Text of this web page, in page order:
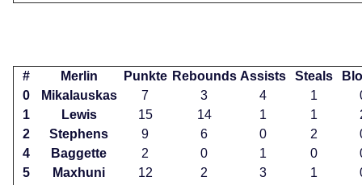
# Merlin Punkte Rebounds Assists Steals
0
Mikalauskas 7 3 4 1
1
Lewis 15 14 1 1
2
Stephens 9 6 0 2
4
Baggette 2 0 1 0
5
Maxhuni 12 2 3 1